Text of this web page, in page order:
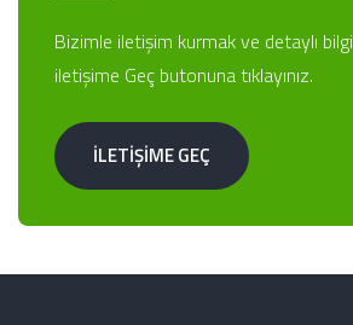
Bizimle iletişim kurmak ve detaylı
iletişime Geç butonuna tıklayınız.
İLETİŞİME GEÇ